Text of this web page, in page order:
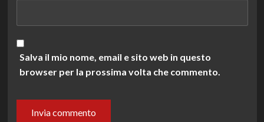
Salva il mio nome, email e sito web in questo
browser per la prossima volta che commento.